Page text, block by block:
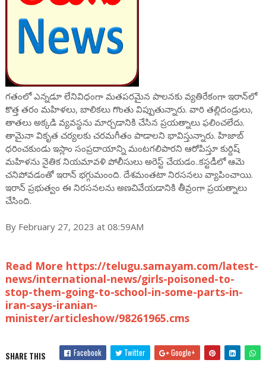
గతంలో ఎన్నడూ లేనివిధంగా మతపరమైన పాలనకు వ్యతిరేకంగా ఇరాన్‌లో
కొత్త తరం మహిళలు, బాలికలు గొంతు విప్పుతున్నారు. వారి తల్లిదండ్రులు,
తాతలు అక్కడి వ్యవస్థను మార్చడానికి చేసిన ప్రయత్నాలు ఫలించలేదు.
తామైనా వికృత చర్యలకు చరమగీతం పాడాలని భావిస్తున్నారు. హిజాబ్
ధరించకుండు ఇస్లాం సంప్రదాయాన్ని మంటగలిపారని ఆరోపిస్తూ కుర్దిష్
మహిళను నైతిక నియమావళి పోలీసులు అరెస్ట్ చేయడం..కస్టడీలో ఆమె
చనిపోవడంతో ఇరాన్ భగ్గుమంంది. దేశమంతటా నిరసనలు వ్యాపించాయి.
ఇరాన్ ప్రభుత్వం ఈ నిరసనలను అణచివేయడానికి తీవ్రంగా ప్రయత్నాలు
చేసింది.
By February 27, 2023 at 08:59AM
Read More https://telugu.samayam.com/latest-
news/international-news/girls-poisoned-to-
stop-them-going-to-school-in-some-parts-in-
iran-says-iranian-
minister/articleshow/98261965.cms
SHARE THIS Facebook Twitter Google+